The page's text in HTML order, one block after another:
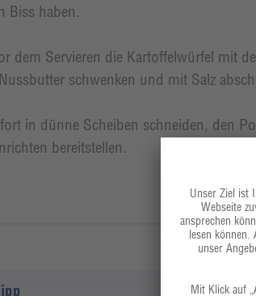
Biss haben.
dem Servieren die Kartoffelwürfel mit
schwenken und mit Salz
in dünne Scheiben schneiden, den
bereitstellen.